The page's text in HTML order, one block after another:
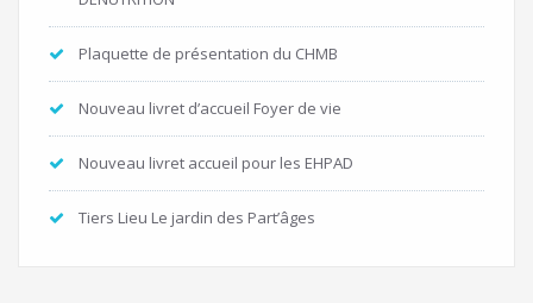
Plaquette de présentation du CHMB
Nouveau livret d’accueil Foyer de vie
Nouveau livret accueil pour les EHPAD
Tiers Lieu Le jardin des Part’âges